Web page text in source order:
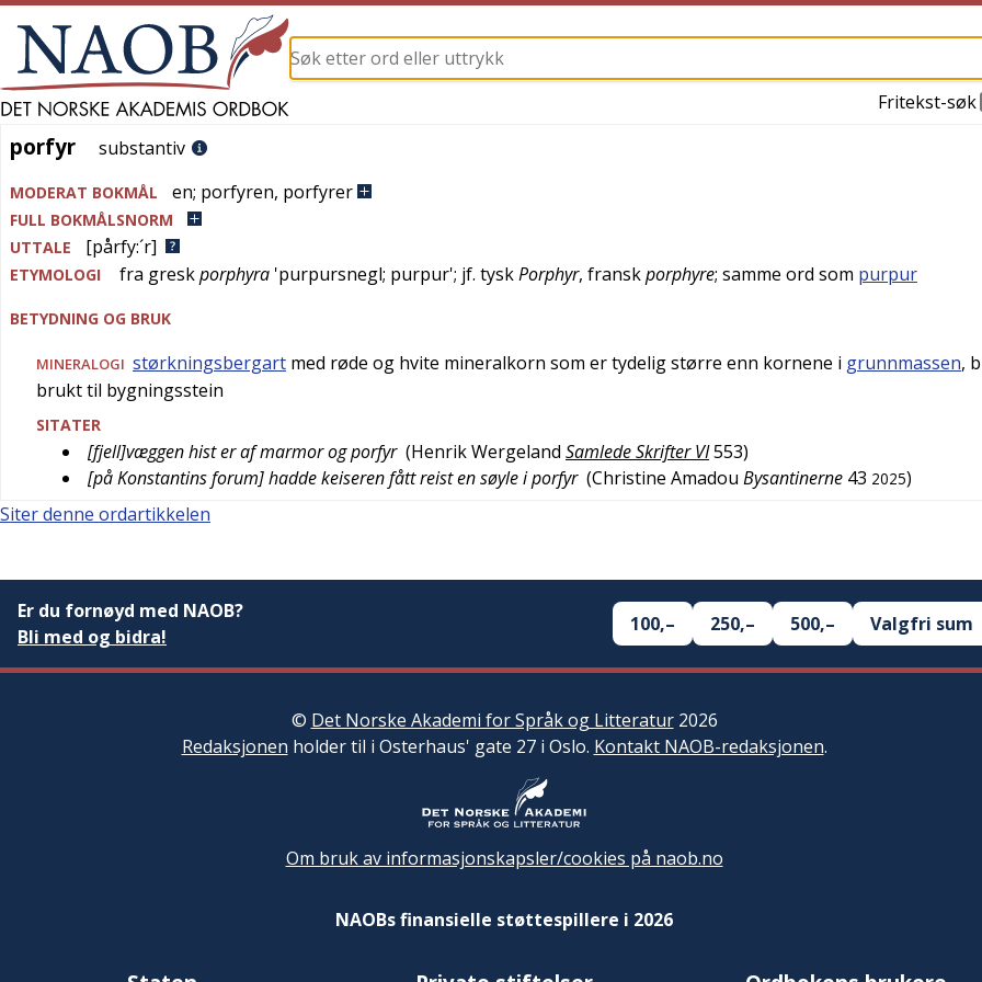
Fritekst-søk
porfyr
porfyr substantiv
MODERAT BOKMÅL en; porfyren, porfyrer
FULL BOKMÅLSNORM
UTTALE
[pårfy:´r]
ETYMOLOGI fra greskporphyra 'purpursnegl; purpur'; jf. tyskPorphyr, franskporphyre; samme ord som purpur
BETYDNING OG BRUK
MINERALOGI størkningsbergart med røde og hvite mineralkorn som er tydelig større enn kornene i grunnmassen,
brukt til bygningsstein
SITATER
[fjell]væggen hist er af marmor og porfyr (Henrik Wergeland Samlede Skrifter VI553)
[på Konstantins forum] hadde keiseren fått reist en søyle i porfyr (Christine Amadou Bysantinerne 43 2025)
Siter denne ordartikkelen
Er du fornøyd med NAOB?
Bli med og bidra!
100,– 250,– 500,– Valgfri sum
© Det Norske Akademi for Språk og Litteratur2026
Redaksjonen holder til i Osterhaus' gate 27 i Oslo. Kontakt NAOB-redaksjonen.
Om bruk av informasjonskapsler/cookies på naob.no
NAOBs finansielle støttespillere i 2026